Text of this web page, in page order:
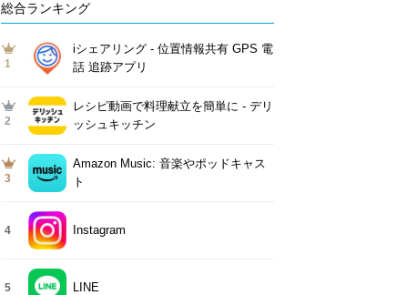
総合ランキング
1
iシェアリング - 位置情報共有 GPS 電
話 追跡アプリ
2
レシピ動画で料理献立を簡単‪に - デリ
ッシュキッチン
3
Amazon Music: 音楽やポッドキャス
ト
4 Instagram
5 LINE